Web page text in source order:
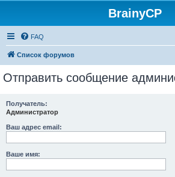
BrainyCP
FAQ
Список форумов
Отправить сообщение
Получатель:
Администратор
Ваш адрес email:
Ваше имя: